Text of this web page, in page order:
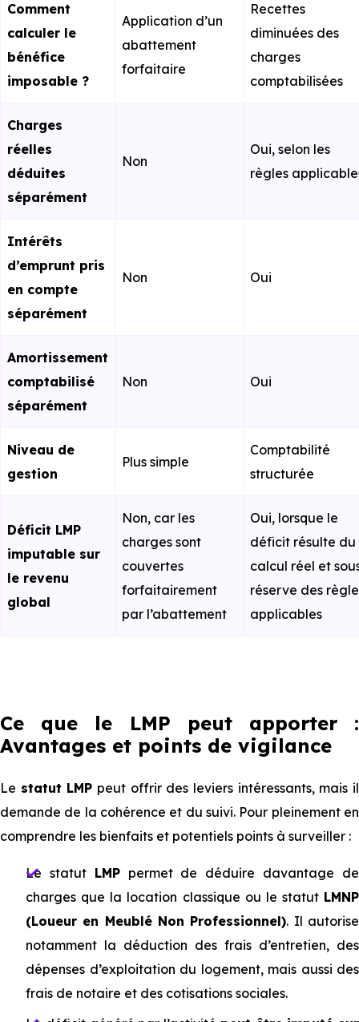
Comment
calculer le
bénéfice
imposable ?
Application d’un
abattement
forfaitaire
Recettes
diminuées des
charges
comptabilisées
Charges
réelles
déduites
séparément
Non
Oui, selon les
règles
Intérêts
d’emprunt pris
en compte
séparément
Non Oui
Amortissement
comptabilisé
séparément
Non Oui
Niveau de
gestion
Plus simple
Comptabilité
structurée
Déficit LMP
imputable sur
le revenu
global
Non, car les
charges sont
couvertes
forfaitairement
par l’abattement
Oui, lorsque le
déficit résulte du
calcul réel et
réserve des
applicables
Ce que le LMP peut apporter :
Avantages et points de vigilance
Le statut LMP peut offrir des leviers intéressants, mais il
demande de la cohérence et du suivi. Pour pleinement en
comprendre les bienfaits et potentiels points à surveiller :
Le statut LMPpermet de déduire davantage de
charges que la location classique ou le statut LMNP
(Loueur en Meublé Non Professionnel). Il autorise
notamment la déduction des frais d’entretien, des
dépenses d’exploitation du logement, mais aussi des
frais de notaire et des cotisations sociales.